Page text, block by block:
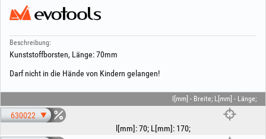
Beschreibung:
Kunststoffborsten, Länge: 70mm
Darf nicht in die Hände von Kindern gelangen!
l[mm] - Breite; L[mm] - Länge;
630022
l[mm]:70; L[mm]: 170;